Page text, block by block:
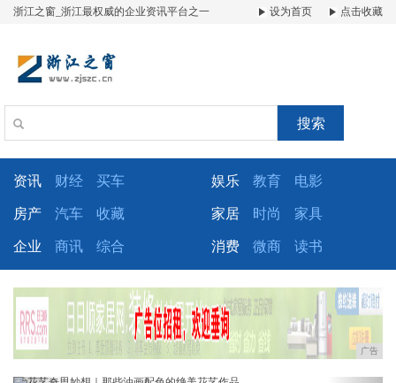
浙江之窗_浙江最权威的企业资讯平台之一 设为首页 点击收藏
搜索
资讯 财经 买车 娱乐 教育 电影
房产 汽车 收藏 家居 时尚 家具
企业 商讯 综合 消费 微商 读书
广告